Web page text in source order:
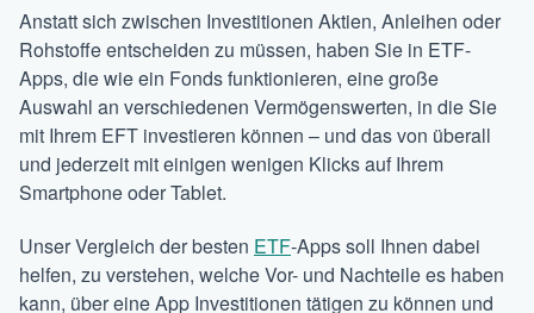
Anstatt sich zwischen Investitionen Aktien, Anleihen oder
Rohstoffe entscheiden zu müssen, haben Sie in ETF-
Apps, die wie ein Fonds funktionieren, eine große
Auswahl an verschiedenen Vermögenswerten, in die Sie
mit Ihrem EFT investieren können – und das von überall
und jederzeit mit einigen wenigen Klicks auf Ihrem
Smartphone oder Tablet.
Unser Vergleich derbesten ETF-Apps soll Ihnen dabei
helfen, zu verstehen, welche Vor- und Nachteile es haben
kann, über eine App Investitionen tätigen zu können und